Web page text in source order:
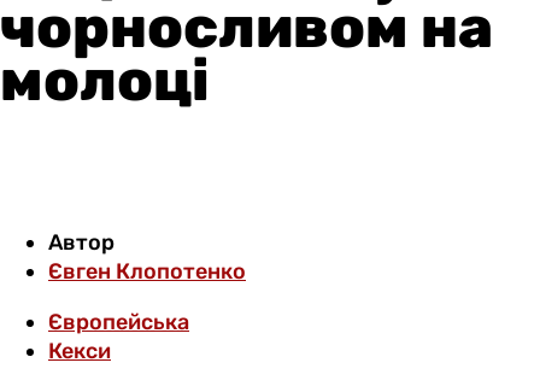
чорносливом на
молоці
Автор
Євген Клопотенко
Європейська
Кекси